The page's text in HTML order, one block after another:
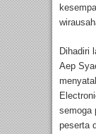
Dihadiri
Aep
semoga
peserta